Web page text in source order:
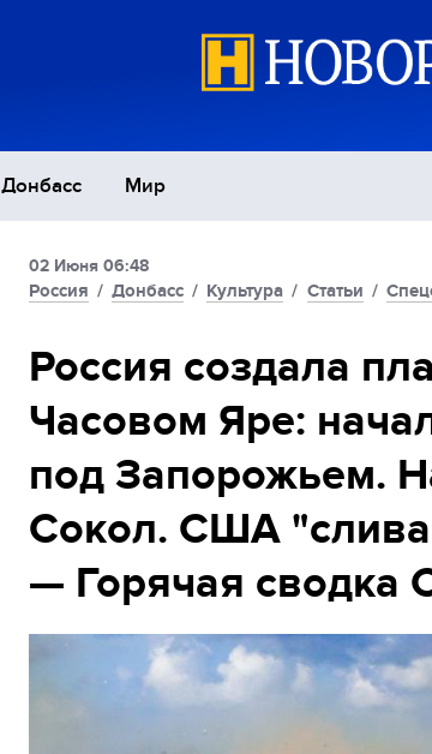
Донбасс Мир
Политика
Экономика
Спорт
02 Июня 06:48
Россия / Донбасс / Культура / Статьи /
Россия создала
Часовом Яре:
под Запорожьем.
Сокол. США
— Горячая сводка